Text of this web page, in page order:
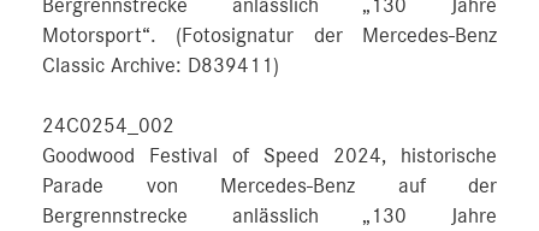
Bergrennstrecke anlässlich „130 Jahre
Motorsport“. (Fotosignatur der Mercedes-Benz
Classic Archive: D839411)
24C0254_002
Goodwood Festival of Speed 2024, historische
Parade von Mercedes-Benz auf der
Bergrennstrecke anlässlich „130 Jahre